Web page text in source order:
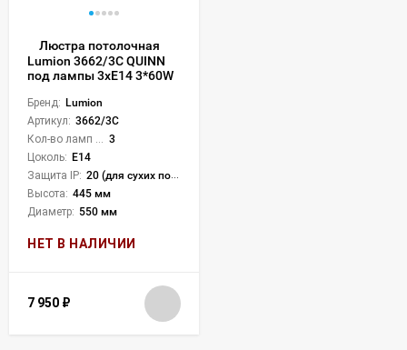
Люстра потолочная
Lumion 3662/3C QUINN
под лампы 3xE14 3*60W
Бренд: Lumion
Артикул: 3662/3C
3
Цоколь: E14
Защита IP: 20 (для сухих пом.)
Высота: 445 мм
Диаметр: 550 мм
НЕТ В НАЛИЧИИ
7 950 ₽